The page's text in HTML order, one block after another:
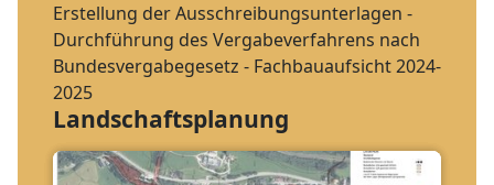
Erstellung der Ausschreibungsunterlagen -
Durchführung des Vergabeverfahrens nach
Bundesvergabegesetz - Fachbauaufsicht 2024-
2025
Landschaftsplanung